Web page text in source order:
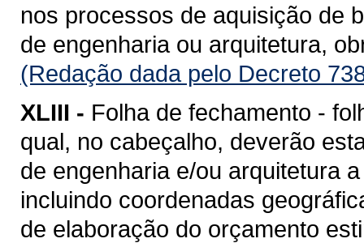
nos processos de aquisição de
de engenharia ou arquitetura,
(Redação dada pelo Decreto
XLIII - Folha de fechamento -
qual, no cabeçalho, deverão
de engenharia e/ou arquitetura
incluindo coordenadas
de elaboração do orçamento